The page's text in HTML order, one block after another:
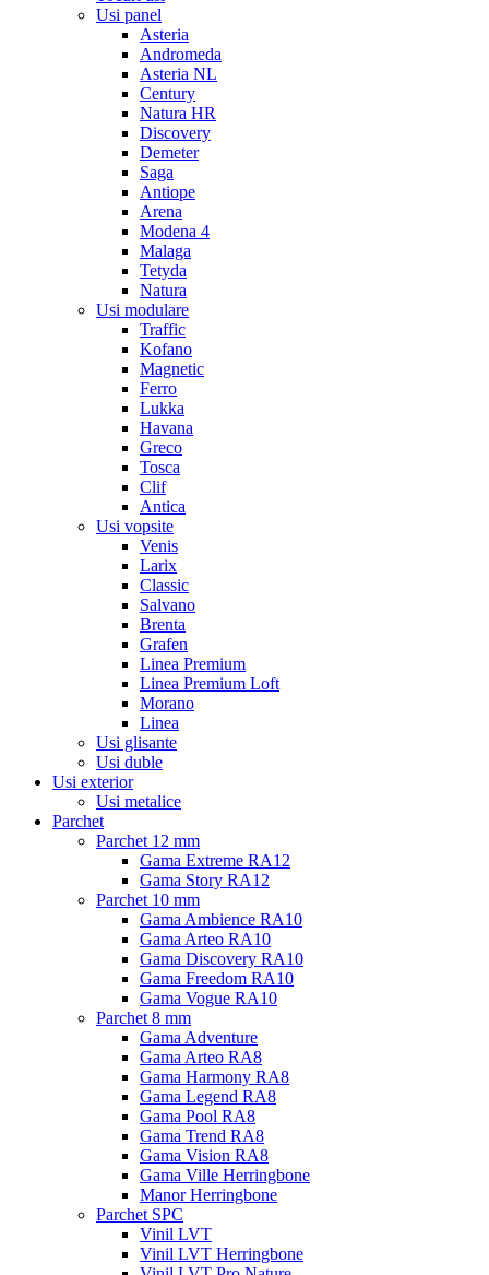
Usi panel
Asteria
Andromeda
Asteria NL
Century
Natura HR
Discovery
Demeter
Saga
Antiope
Arena
Modena 4
Malaga
Tetyda
Natura
Usi modulare
Traffic
Kofano
Magnetic
Ferro
Lukka
Havana
Greco
Tosca
Clif
Antica
Usi vopsite
Venis
Larix
Classic
Salvano
Brenta
Grafen
Linea Premium
Linea Premium Loft
Morano
Linea
Usi glisante
Usi duble
Usi exterior
Usi metalice
Parchet
Parchet 12 mm
Gama Extreme RA12
Gama Story RA12
Parchet 10 mm
Gama Ambience RA10
Gama Arteo RA10
Gama Discovery RA10
Gama Freedom RA10
Gama Vogue RA10
Parchet 8 mm
Gama Adventure
Gama Arteo RA8
Gama Harmony RA8
Gama Legend RA8
Gama Pool RA8
Gama Trend RA8
Gama Vision RA8
Gama Ville Herringbone
Manor Herringbone
Parchet SPC
Vinil LVT
Vinil LVT Herringbone